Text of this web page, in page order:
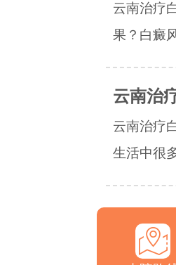
云南治疗
果？白癜
云南治
云南治疗
生活中很